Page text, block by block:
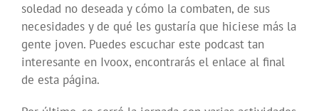
soledad no deseada y cómo la combaten, de sus
necesidades y de qué les gustaría que hiciese más la
gente joven. Puedes escuchar este podcast tan
interesante en Ivoox, encontrarás el enlace al final
de esta página.